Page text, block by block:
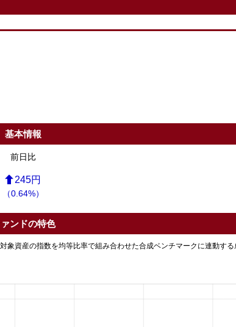
基本情報
前日比
245円
（0.64%）
ンドの特色
資産の指数を均等比率で組み合わせた合成ベンチマークに連動す